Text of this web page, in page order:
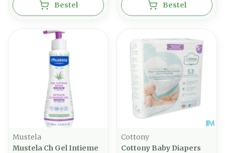
Bestel Bestel
Mustela
Mustela Ch Gel Intieme
Cottony
Cottony Baby Diapers